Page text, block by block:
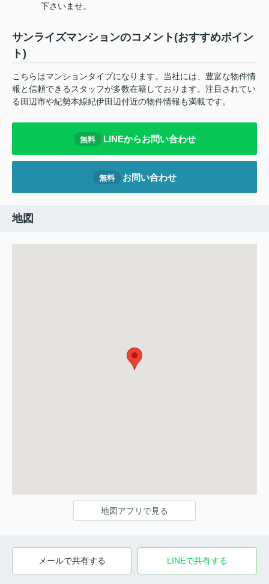
下さいませ。
サンライズマンションのコメント(おすすめポイン
ト)
こちらはマンションタイプになります。当社には、豊富な物件情
報と信頼できるスタッフが多数在籍しております。注目されてい
る田辺市や紀勢本線紀伊田辺付近の物件情報も満載です。
無料 LINEからお問い合わせ
無料 お問い合わせ
地図
地図アプリで見る
メールで共有する LINEで共有する